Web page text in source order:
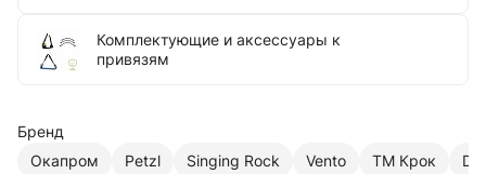
Комплектующие и аксессуары к
привязям
Бренд
Окапром
Petzl Singing Rock Vento ТМ Крок